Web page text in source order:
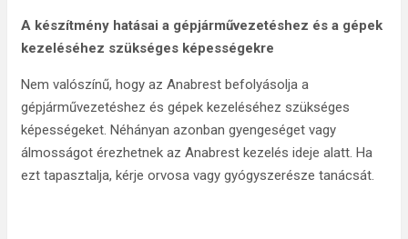
A készítmény hatásai a gépjárművezetéshez és a gépek
kezeléséhez szükséges képességekre
Nem valószínű, hogy az Anabrest befolyásolja a
gépjárművezetéshez és gépek kezeléséhez szükséges
képességeket. Néhányan azonban gyengeséget vagy
álmosságot érezhetnek az Anabrest kezelés ideje alatt. Ha
ezt tapasztalja, kérje orvosa vagy gyógyszerésze tanácsát.